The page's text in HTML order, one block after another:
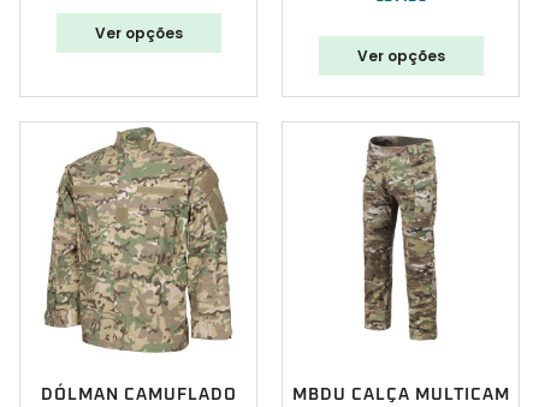
Ver opções
Ver opções
DÓLMAN CAMUFLADO
MBDU CALÇA MULTICAM